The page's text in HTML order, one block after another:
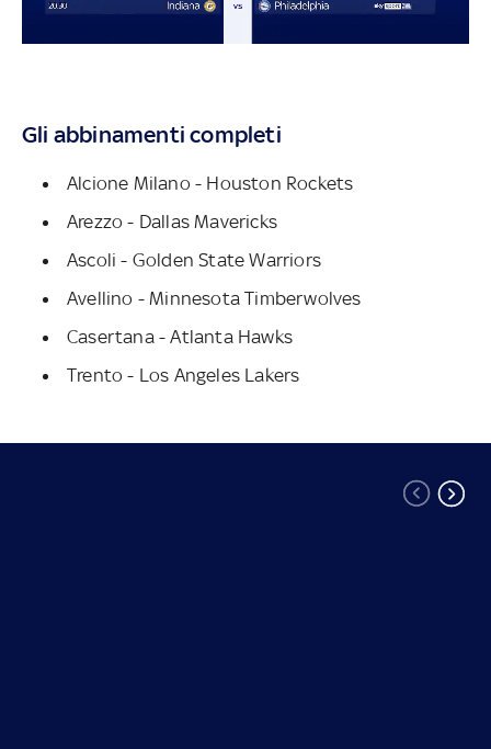
Gli abbinamenti completi
Alcione Milano - Houston Rockets
Arezzo - Dallas Mavericks
Ascoli - Golden State Warriors
Avellino - Minnesota Timberwolves
Casertana - Atlanta Hawks
Trento - Los Angeles Lakers